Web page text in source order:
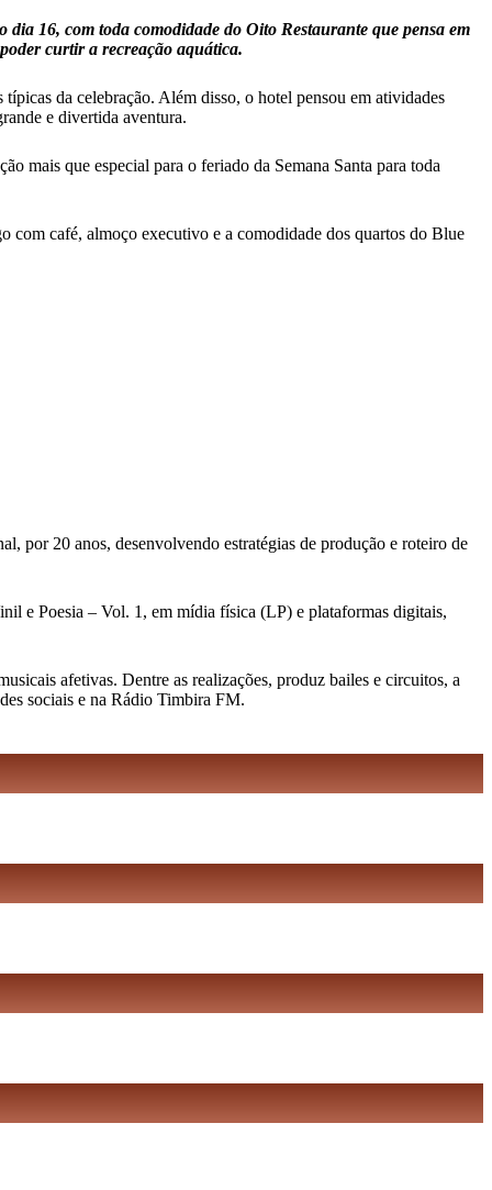
16, com toda comodidade do Oito Restaurante que pensa em
curtir a recreação aquática.
da celebração. Além disso, o hotel pensou em atividades
e divertida aventura.
mais que especial para o feriado da Semana Santa para toda
com café, almoço executivo e a comodidade dos quartos do Blue
por 20 anos, desenvolvendo estratégias de produção e roteiro de
e Poesia – Vol. 1, em mídia física (LP) e plataformas digitais,
afetivas. Dentre as realizações, produz bailes e circuitos, a
sociais e na Rádio Timbira FM.